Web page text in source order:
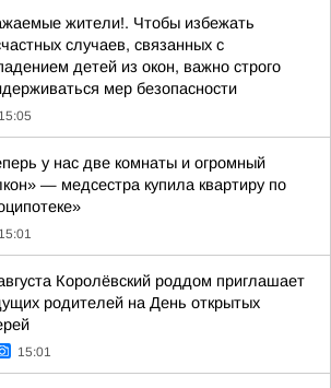
жители!. Чтобы избежать
случаев, связанных с
детей из окон, важно строго
мер безопасности
15:05
у нас две комнаты и огромный
— медсестра купила квартиру по
15:01
Королёвский роддом приглашает
родителей на День открытых
15:01